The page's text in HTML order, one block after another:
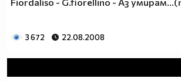
3 672 22.08.2008